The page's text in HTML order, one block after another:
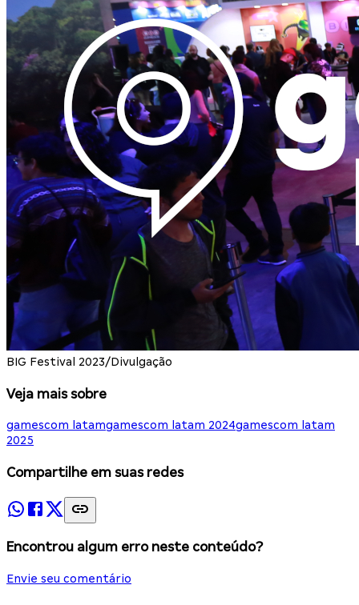
BIG Festival 2023/Divulgação
Veja mais sobre
gamescom latamgamescom latam 2024gamescom latam
2025
Compartilhe em suas redes
Encontrou algum erro neste conteúdo?
Envie seu comentário